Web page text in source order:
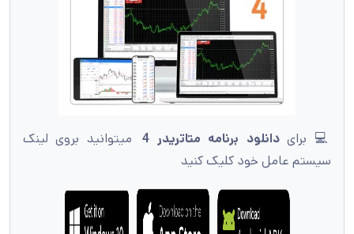
💻 برایدانلود برنامه متاتریدر 4
میتوانید بروی لینک
سیستم عامل خود کلیک کنید